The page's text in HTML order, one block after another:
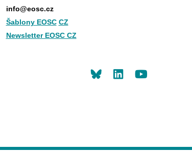
info@eosc.cz
Šablony EOSC CZ
Newsletter EOSC CZ
LinkedIn